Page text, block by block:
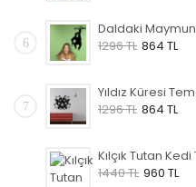
6
1296 TL 864 TL
7
1296 TL 864 TL
1440 TL 960 TL